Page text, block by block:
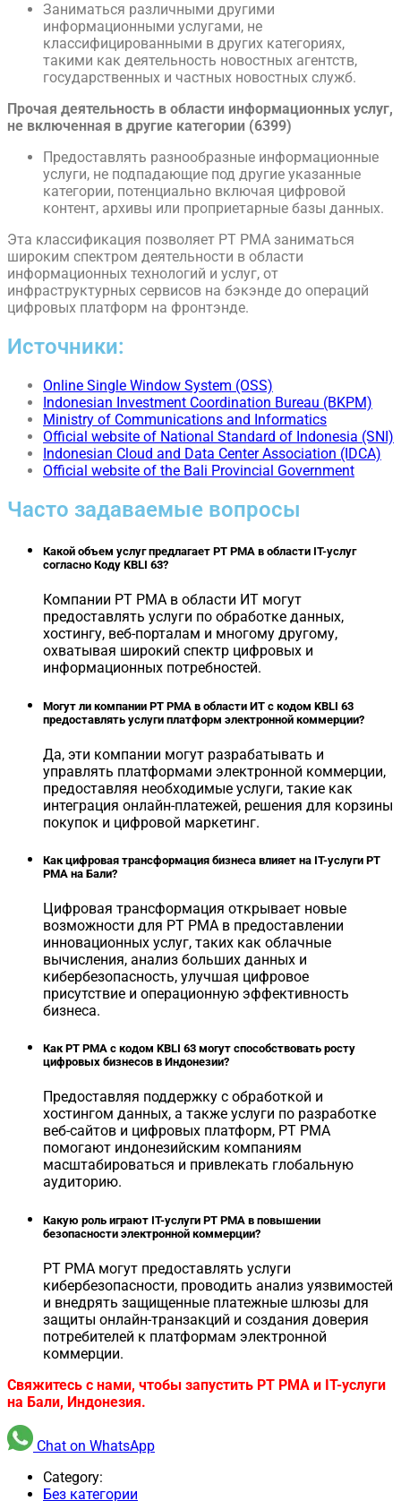
Заниматься различными другими
информационными услугами, не
классифицированными в других категориях,
такими как деятельность новостных агентств,
государственных и частных новостных служб.
Прочая деятельность в области информационных услуг,
не включенная в другие категории (6399)
Предоставлять разнообразные информационные
услуги, не подпадающие под другие указанные
категории, потенциально включая цифровой
контент, архивы или проприетарные базы данных.
Эта классификация позволяет PT PMA заниматься
широким спектром деятельности в области
информационных технологий и услуг, от
инфраструктурных сервисов на бэкэнде до операций
цифровых платформ на фронтэнде.
Источники:
Online Single Window System (OSS)
Indonesian Investment Coordination Bureau (BKPM)
Ministry of Communications and Informatics
Official website of National Standard of Indonesia (SNI)
Indonesian Cloud and Data Center Association (IDCA)
Official website of the Bali Provincial Government
Часто задаваемые вопросы
Какой объем услуг предлагает PT PMA в области IT-услуг
согласно Коду KBLI 63?
Компании PT PMA в области ИТ могут
предоставлять услуги по обработке данных,
хостингу, веб-порталам и многому другому,
охватывая широкий спектр цифровых и
информационных потребностей.
Могут ли компании PT PMA в области ИТ с кодом KBLI 63
предоставлять услуги платформ электронной коммерции?
Да, эти компании могут разрабатывать и
управлять платформами электронной коммерции,
предоставляя необходимые услуги, такие как
интеграция онлайн-платежей, решения для корзины
покупок и цифровой маркетинг.
Как цифровая трансформация бизнеса влияет на IT-услуги PT
PMA на Бали?
Цифровая трансформация открывает новые
возможности для PT PMA в предоставлении
инновационных услуг, таких как облачные
вычисления, анализ больших данных и
кибербезопасность, улучшая цифровое
присутствие и операционную эффективность
бизнеса.
Как PT PMA с кодом KBLI 63 могут способствовать росту
цифровых бизнесов в Индонезии?
Предоставляя поддержку с обработкой и
хостингом данных, а также услуги по разработке
веб-сайтов и цифровых платформ, PT PMA
помогают индонезийским компаниям
масштабироваться и привлекать глобальную
аудиторию.
Какую роль играют IT-услуги PT PMA в повышении
безопасности электронной коммерции?
PT PMA могут предоставлять услуги
кибербезопасности, проводить анализ уязвимостей
и внедрять защищенные платежные шлюзы для
защиты онлайн-транзакций и создания доверия
потребителей к платформам электронной
коммерции.
Свяжитесь с нами, чтобы запустить PT PMA и IT-услуги
на Бали, Индонезия.
Chat on WhatsApp
Category:
Без категории